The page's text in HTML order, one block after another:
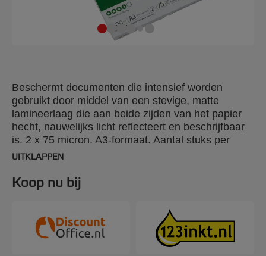
Beschermt documenten die intensief worden
gebruikt door middel van een stevige, matte
lamineerlaag die aan beide zijden van het papier
hecht, nauwelijks licht reflecteert en beschrijfbaar
is. 2 x 75 micron. A3-formaat. Aantal stuks per
verpakking: 100.
UITKLAPPEN
Koop nu bij